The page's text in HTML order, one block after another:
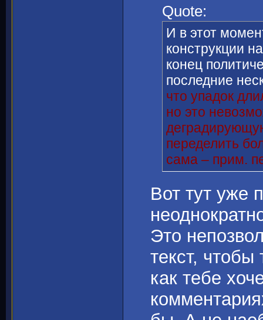
Quote:
И в этот
конструкции
конец
последние
что упадок
но это
переделить
сама – прим.
Вот тут уже
Это
текст,
как тебе